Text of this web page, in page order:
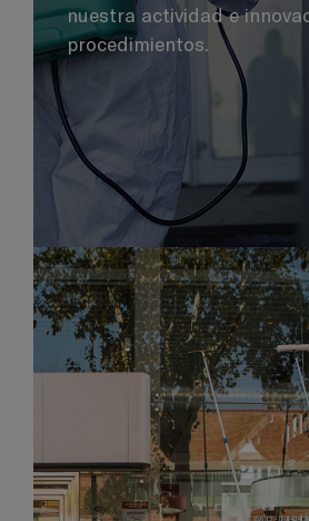
nuestra actividad e
procedimientos.